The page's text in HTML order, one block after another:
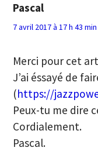
Pascal
7 avril 2017 à 17 h 43 min
Merci pour cet
J’ai éssayé de
(https://
Peux-tu me dire
Cordialement.
Pascal.